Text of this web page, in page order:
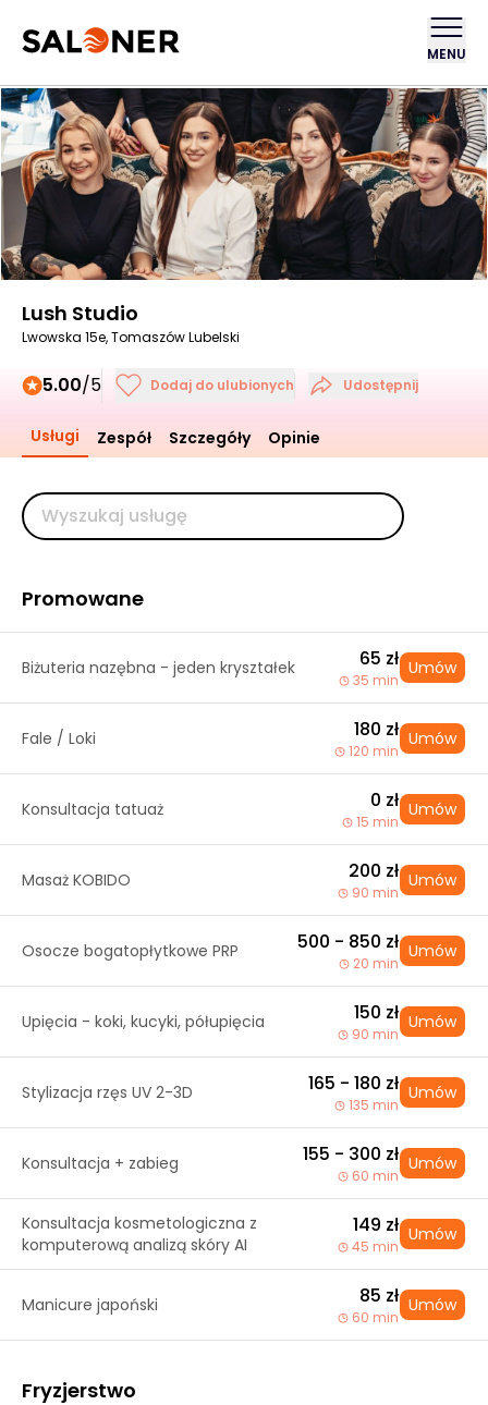
MENU
Lush Studio
Lwowska 15e, Tomaszów Lubelski
5.00/5 Dodaj do ulubionych Udostępnij
Usługi Zespół Szczegóły Opinie
Promowane
Biżuteria nazębna - jeden kryształek 65 zł
35 min
Umów
Fale / Loki 180 zł
120 min
Umów
Konsultacja tatuaż 0 zł
15 min
Umów
Masaż KOBIDO 200 zł
90 min
Umów
Osocze bogatopłytkowe PRP 500 - 850 zł
20 min
Umów
Upięcia - koki, kucyki, półupięcia 150 zł
90 min
Umów
Stylizacja rzęs UV 2-3D 165 - 180 zł
135 min
Umów
Konsultacja + zabieg 155 - 300 zł
60 min
Umów
Konsultacja kosmetologiczna z
komputerową analizą skóry AI
149 zł
45 min
Umów
Manicure japoński 85 zł
60 min
Umów
Fryzjerstwo